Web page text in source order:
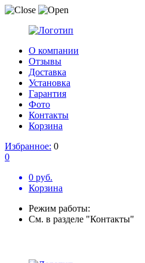
О компании
Отзывы
Доставка
Установка
Гарантия
Фото
Контакты
Корзина
Избранное: 0
0
0 руб.
Корзина
Режим работы:
См. в разделе "Контакты"